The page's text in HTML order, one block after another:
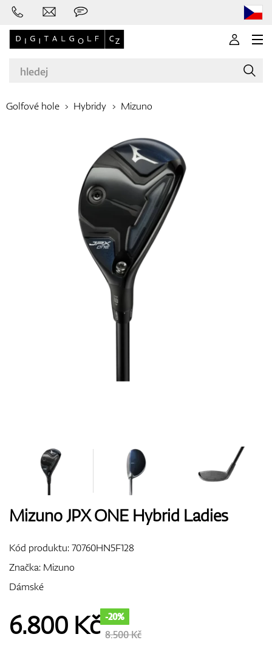
Golfové hole
Oblečení
Boty
Bagy
Golfové hole Hybridy Mizuno
Mizuno JPX ONE Hybrid Ladies
Kód produktu:70760HN5F128
Značka: Mizuno
Dámské
6.800 Kč -20%
8.500 Kč